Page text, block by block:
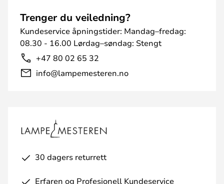
Trenger du veiledning?
Kundeservice åpningstider: Mandag–fredag:
08.30 - 16.00 Lørdag–søndag: Stengt
+47 80 02 65 32
info@lampemesteren.no
30 dagers returrett
Erfaren og Profesjonell Kundeservice